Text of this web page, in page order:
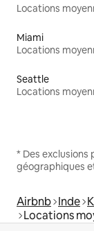
Miami
Seattle
* Des exclusions
géographiques
Airbnb Inde
Locations